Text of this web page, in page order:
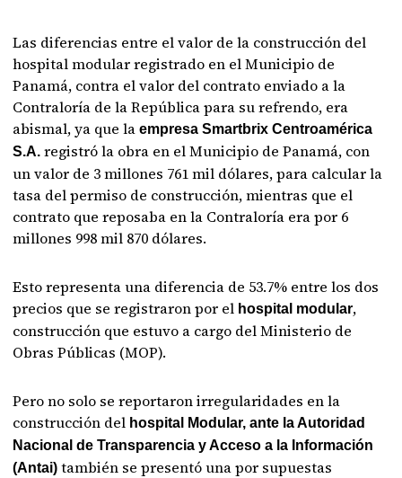
Las diferencias entre el valor de la construcción del
hospital modular registrado en el Municipio de
Panamá, contra el valor del contrato enviado a la
Contraloría de la República para su refrendo, era
abismal, ya que laempresa Smartbrix Centroamérica
S.A. registró la obra en el Municipio de Panamá, con
un valor de 3 millones 761 mil dólares, para calcular la
tasa del permiso de construcción, mientras que el
contrato que reposaba en la Contraloría era por 6
millones 998 mil 870 dólares.
Esto representa una diferencia de 53.7% entre los dos
precios que se registraron por el hospital modular,
construcción que estuvo a cargo del Ministerio de
Obras Públicas (MOP).
Pero no solo se reportaron irregularidades en la
construcción del hospital Modular, ante la Autoridad
Nacional de Transparencia y Acceso a la Información
(Antai)también se presentó una por supuestas